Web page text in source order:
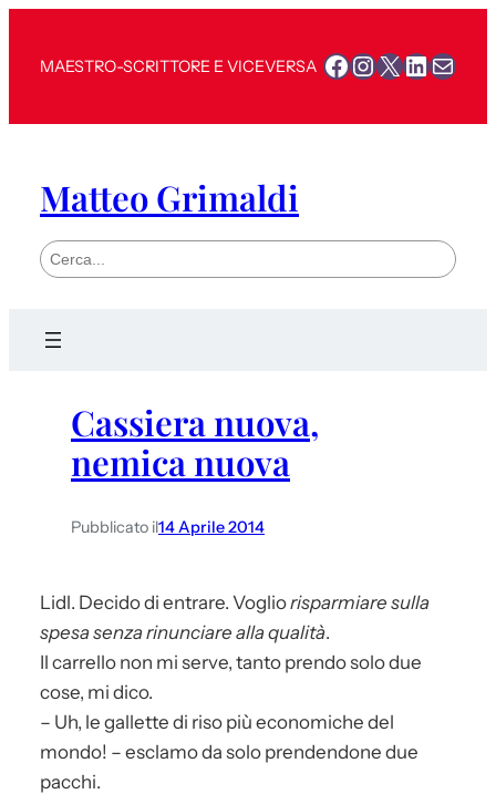
MAESTRO-SCRITTORE E VICEVERSA Facebook
Instagram
X Mail
Matteo Grimaldi
S
e
Cassiera nuova,
nemica nuova
Pubblicato il14 Aprile 2014
Lidl. Decido di entrare. Vogliorisparmiare sulla
spesa senza rinunciare alla qualità.
Il carrello non mi serve, tanto prendo solo due
cose, mi dico.
– Uh, le gallette di riso più economiche del
mondo! – esclamo da solo prendendone due
pacchi.